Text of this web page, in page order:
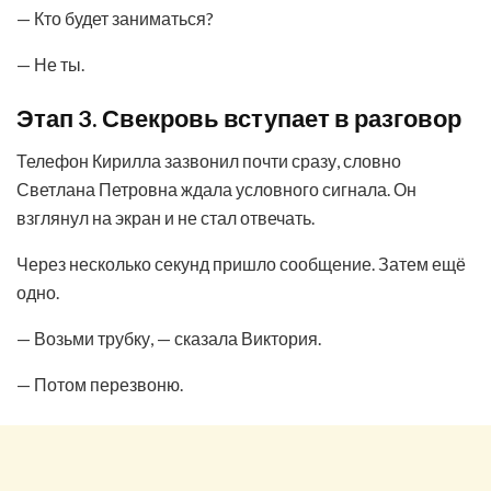
— Кто будет заниматься?
— Не ты.
Этап 3. Свекровь вступает в разговор
Телефон Кирилла зазвонил почти сразу, словно
Светлана Петровна ждала условного сигнала. Он
взглянул на экран и не стал отвечать.
Через несколько секунд пришло сообщение. Затем ещё
одно.
— Возьми трубку, — сказала Виктория.
— Потом перезвоню.